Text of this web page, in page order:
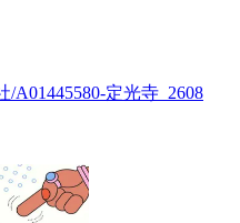
A01445580-定光寺_2608